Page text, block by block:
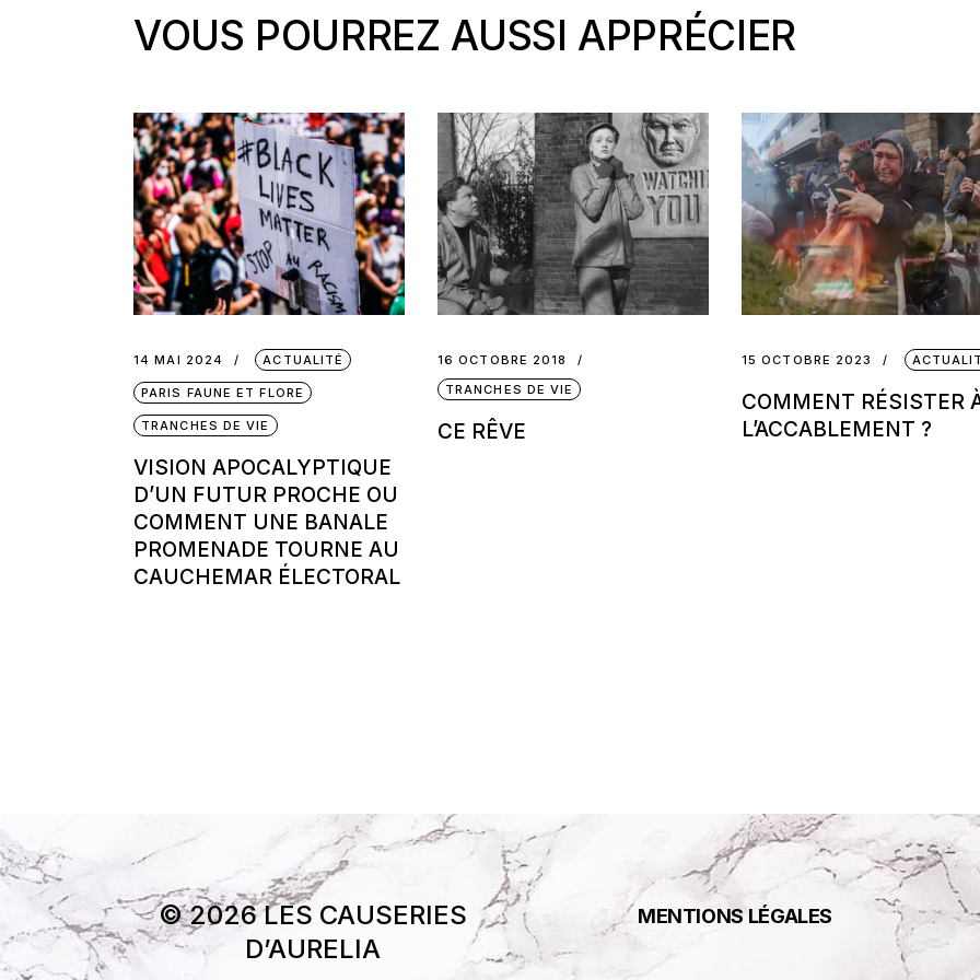
VOUS POURREZ AUSSI APPRÉCIER
14 MAI 2024 ACTUALITÉ
PARIS FAUNE ET FLORE
TRANCHES DE VIE
VISION APOCALYPTIQUE
D’UN FUTUR PROCHE OU
COMMENT UNE BANALE
PROMENADE TOURNE AU
CAUCHEMAR ÉLECTORAL
16 OCTOBRE 2018
TRANCHES DE VIE
CE RÊVE
15 OCTOBRE 2023
COMMENT RÉSISTER
L’ACCABLEMENT ?
© 2026 LES CAUSERIES
D’AURELIA
MENTIONS LÉGALES